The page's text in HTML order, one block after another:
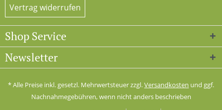
Vertrag widerrufen
Shop Service
Newsletter
* Alle Preise inkl. gesetzl. Mehrwertsteuer zzgl.Versandkosten und ggf.
Nachnahmegebühren, wenn nicht anders beschrieben